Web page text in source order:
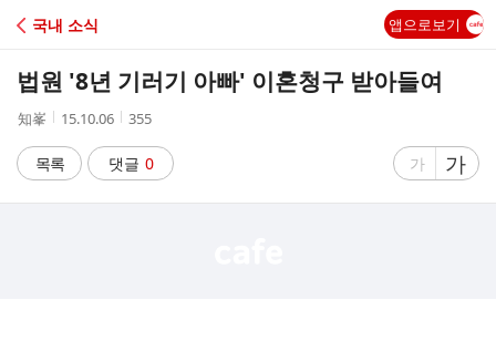
C
A
국내 소식 앱으로보기
법원 '8년 기러기 아빠' 이혼청구 받아들여
작
자
知峯
작
시
간
15.10.06
조
수
355
목록 댓글 0
글
가
글
자
가